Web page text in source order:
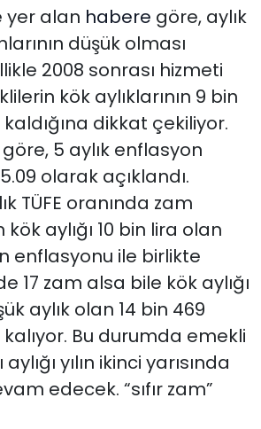
yer alan habere göre, aylık
düşük olması
2008 sonrası hizmeti
kök aylıklarının 9 bin
dikkat çekiliyor.
5 aylık enflasyon
olarak açıklandı.
TÜFE oranında zam
kök aylığı 10 bin lira olan
enflasyonu ile birlikte
17 zam alsa bile kök aylığı
aylık olan 14 bin 469
kalıyor. Bu durumda emekli
yılın ikinci yarısında
edecek. “sıfır zam”